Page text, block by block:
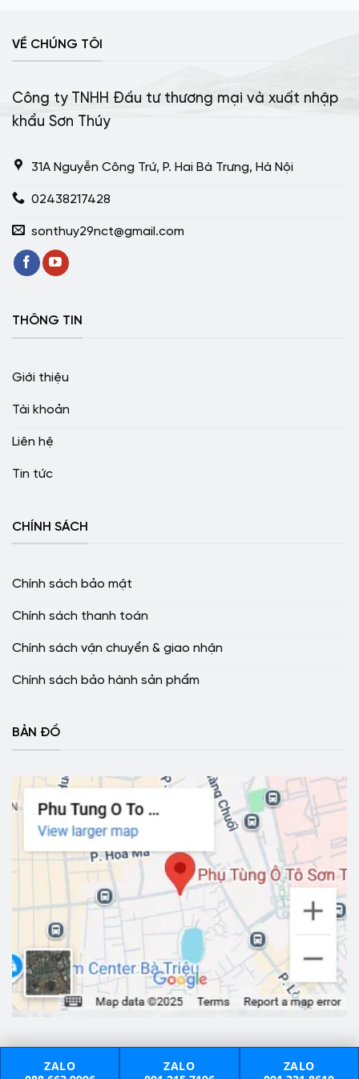
VỀ CHÚNG TÔI
Công ty TNHH Đầu tư thương mại và xuất nhập
khẩu Sơn Thúy
31A Nguyễn Công Trứ, P. Hai Bà Trưng, Hà Nội
02438217428
sonthuy29nct@gmail.com
THÔNG TIN
Giới thiệu
Tài khoản
Liên hệ
Tin tức
CHÍNH SÁCH
Chính sách bảo mật
Chính sách thanh toán
Chính sách vận chuyển & giao nhận
Chính sách bảo hành sản phẩm
BẢN ĐỒ
ZALO
ZALO
ZALO